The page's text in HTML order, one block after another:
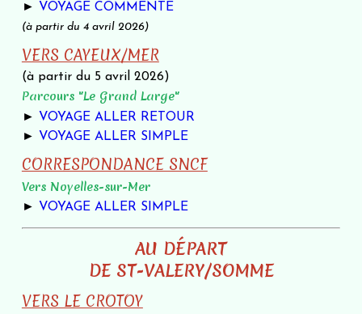
► VOYAGE COMMENTE
(à partir du 4 avril 2026)
VERS CAYEUX/MER
(à partir du 5 avril 2026)
Parcours "Le Grand Large"
► VOYAGE ALLER RETOUR
► VOYAGE ALLER SIMPLE
CORRESPONDANCE SNCF
Vers Noyelles-sur-Mer
► VOYAGE ALLER SIMPLE
AU DÉPART
DE ST-VALERY/SOMME
VERS LE CROTOY